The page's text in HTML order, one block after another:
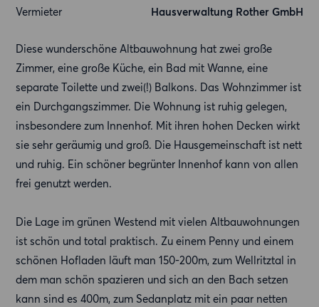
Vermieter
Hausverwaltung Rother GmbH
Diese wunderschöne Altbauwohnung hat zwei große
Zimmer, eine große Küche, ein Bad mit Wanne, eine
separate Toilette und zwei(!) Balkons. Das Wohnzimmer ist
ein Durchgangszimmer. Die Wohnung ist ruhig gelegen,
insbesondere zum Innenhof. Mit ihren hohen Decken wirkt
sie sehr geräumig und groß. Die Hausgemeinschaft ist nett
und ruhig. Ein schöner begrünter Innenhof kann von allen
frei genutzt werden.
Die Lage im grünen Westend mit vielen Altbauwohnungen
ist schön und total praktisch. Zu einem Penny und einem
schönen Hofladen läuft man 150-200m, zum Wellritztal in
dem man schön spazieren und sich an den Bach setzen
kann sind es 400m, zum Sedanplatz mit ein paar netten